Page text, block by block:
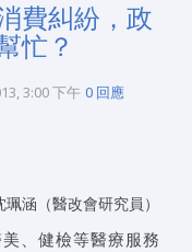
費糾紛，政
忙？
3:00 下午 0 回應
珮涵（醫改會研究員）
、健檢等醫療服務